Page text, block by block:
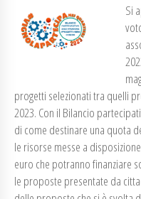
Si
progetti selezionati tra quelli
2023. Con il Bilancio
di come destinare una quota
le risorse messe a
euro che potranno finanziare
le proposte presentate da